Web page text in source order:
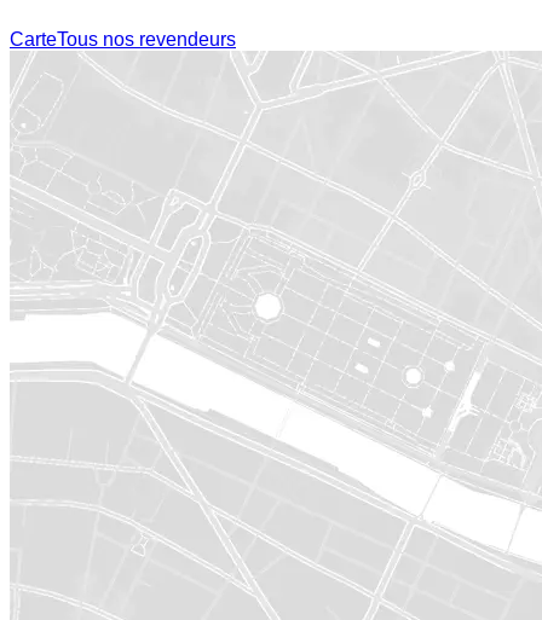
CarteTous nos revendeurs